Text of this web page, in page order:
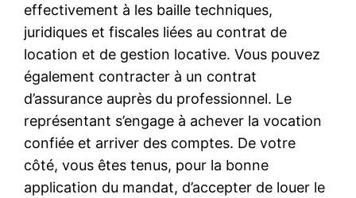
effectivement à les baille techniques,
juridiques et fiscales liées au contrat de
location et de gestion locative. Vous pouvez
également contracter à un contrat
d’assurance auprès du professionnel. Le
représentant s’engage à achever la vocation
confiée et arriver des comptes. De votre
côté, vous êtes tenus, pour la bonne
application du mandat, d’accepter de louer le